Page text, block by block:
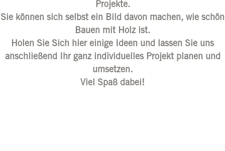
Projekte.
Sie können sich selbst ein Bild davon machen, wie schön
Bauen mit Holz ist.
Holen Sie Sich hier einige Ideen und lassen Sie uns
anschließend Ihr ganz individuelles Projekt planen und
umsetzen.
Viel Spaß dabei!